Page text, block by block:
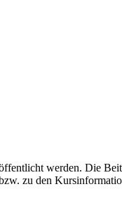
werden. Die
zu den